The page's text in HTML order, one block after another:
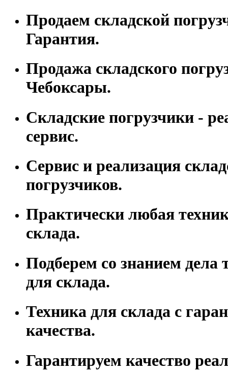
Продаем складской
Гарантия.
Продажа складского
Чебоксары.
Складские погрузчики -
сервис.
Сервис и реализация
погрузчиков.
Практически любая
склада.
Подберем со знанием дела
для склада.
Техника для склада с
качества.
Гарантируем качество